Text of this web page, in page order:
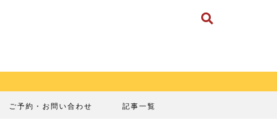
ご予約・お問い合わせ 記事一覧